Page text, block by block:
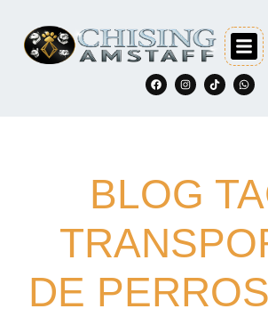
BLOG
DE